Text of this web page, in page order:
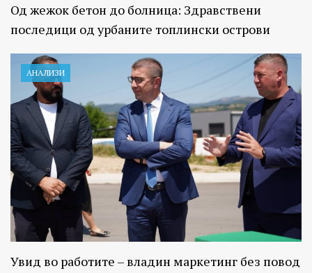
Од жежок бетон до болница: Здравствени
последици од урбаните топлински острови
АНАЛИЗИ
Увид во работите – владин маркетинг без повод